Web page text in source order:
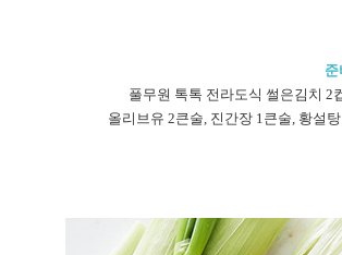
준
풀무원 톡톡 전라도식 썰은김치 2
올리브유 2큰술, 진간장 1큰술, 황설